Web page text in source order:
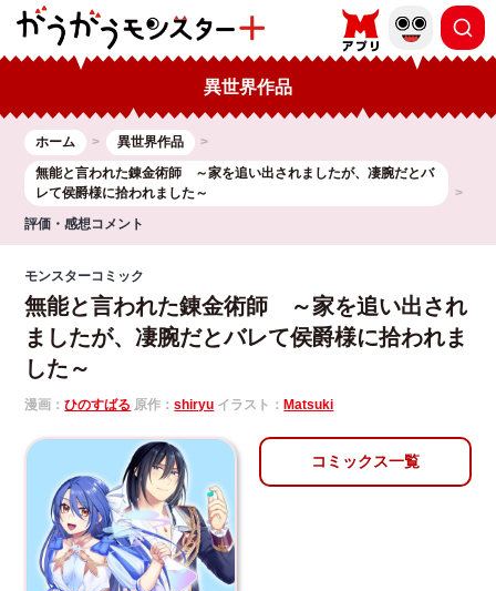
異世界作品
ホーム
異世界作品
無能と言われた錬金術師 ～家を追い出されましたが、凄腕だとバ
レて侯爵様に拾われました～
評価・感想コメント
モンスターコミック
無能と言われた錬金術師 ～家を追い出され
ましたが、凄腕だとバレて侯爵様に拾われま
した～
漫画：ひのすばる 原作：shiryu イラスト：Matsuki
コミックス一覧